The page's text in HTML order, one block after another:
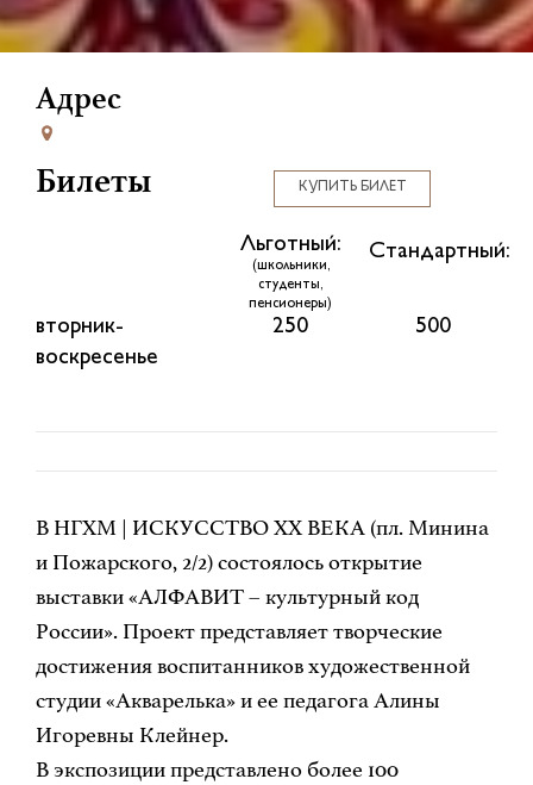
Адрес
Билеты КУПИТЬ БИЛЕТ
Льготный:
(школьники,
студенты,
пенсионеры)
Стандартный:
вторник-
воскресенье
250 500
В НГХМ | ИСКУССТВО ХХ ВЕКА (пл. Минина
и Пожарского, 2/2) состоялось открытие
выставки «АЛФАВИТ – культурный код
России». Проект представляет творческие
достижения воспитанников художественной
студии «Акварелька» и ее педагога Алины
Игоревны Клейнер.
В экспозиции представлено более 100